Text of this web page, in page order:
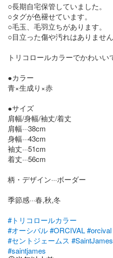
○長期自宅保管していました。
○タグが色褪せています。
○毛玉、毛羽立ちがあります。
○目立った傷や汚れはありませ
トリコロールカラーでかわいい
●カラー
青×生成り×赤
●サイズ
肩幅/身幅/袖丈/着丈
肩幅···38cm
身幅···43cm
袖丈···51cm
着丈···56cm
柄・デザイン···ボーダー
季節感···春,秋,冬
#トリコロールカラー
#オーシバル#ORCIVAL#orcival
#セントジェームス #SaintJames
#saintjames